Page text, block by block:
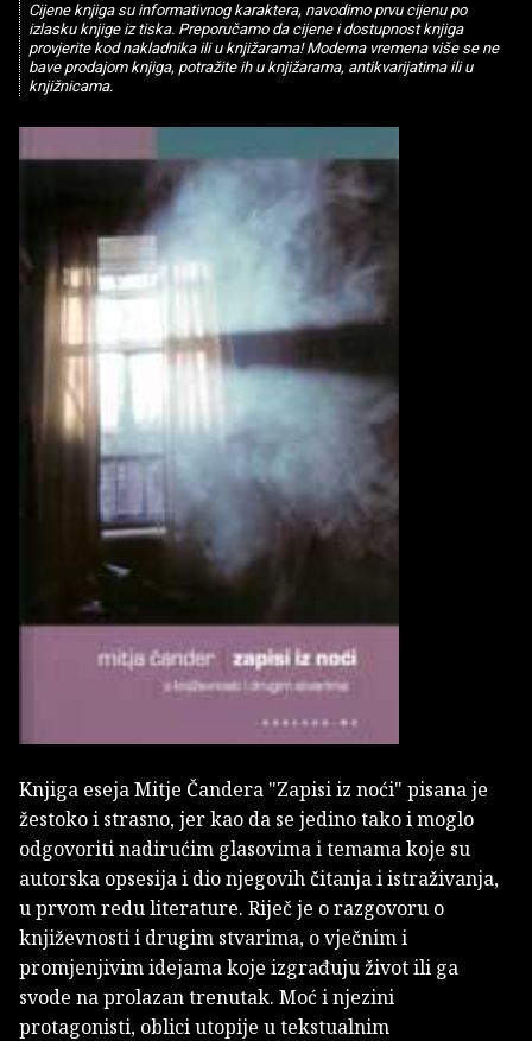
Cijene knjiga su informativnog karaktera, navodimo prvu cijenu po
izlasku knjige iz tiska. Preporučamo da cijene i dostupnost knjiga
provjerite kod nakladnika ili u knjižarama! Moderna vremena više se ne
bave prodajom knjiga, potražite ih u knjižarama, antikvarijatima ili u
knjižnicama.
Knjiga eseja Mitje Čandera "Zapisi iz noći" pisana je
žestoko i strasno, jer kao da se jedino tako i moglo
odgovoriti nadirućim glasovima i temama koje su
autorska opsesija i dio njegovih čitanja i istraživanja,
u prvom redu literature. Riječ je o razgovoru o
književnosti i drugim stvarima, o vječnim i
promjenjivim idejama koje izgrađuju život ili ga
svode na prolazan trenutak. Moć i njezini
protagonisti, oblici utopije u tekstualnim